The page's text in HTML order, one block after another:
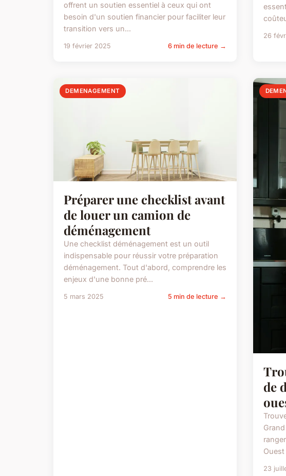
offrent un soutien essentiel à ceux qui ont
besoin d'un soutien financier pour faciliter leur
transition vers un...
19 février 2025 6 min de lecture →
26
DEMENAGEMENT
Préparer une checklist avant
de louer un camion de
déménagement
Une checklist déménagement est un outil
indispensable pour réussir votre préparation
déménagement. Tout d'abord, comprendre les
enjeux d'une bonne pré...
5 mars 2025 5 min de lecture →
de
23